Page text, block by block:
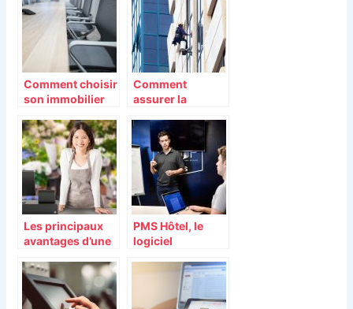
Comment choisir
son immobilier
Comment
assurer la
salariés au sein
de son entreprise
Les principaux
avantages d’une
enregistreuse
PMS Hôtel, le
logiciel
tout
établissement
hôtelier